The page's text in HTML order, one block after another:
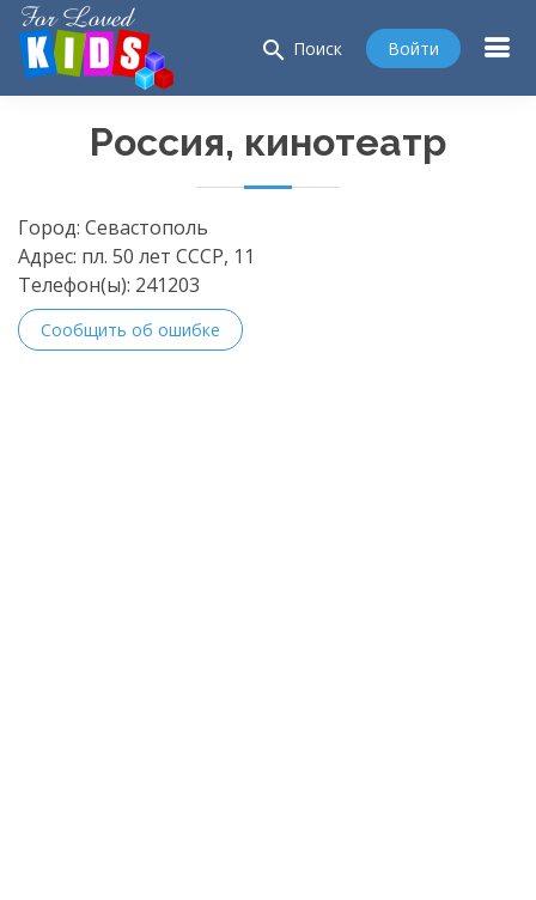
search Поиск Войти
Россия, кинотеатр
Город: Севастополь
Адрес: пл. 50 лет СССР, 11
Телефон(ы): 241203
Сообщить об ошибке